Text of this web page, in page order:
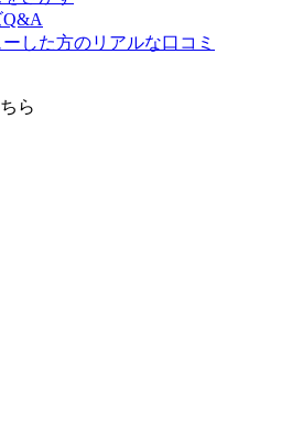
Q&A
した方のリアルな口コミ
ら